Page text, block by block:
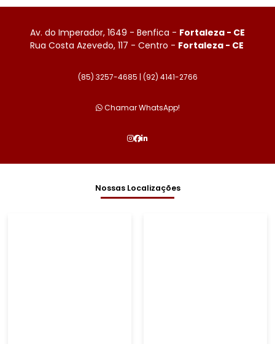
Av. do Imperador, 1649 - Benfica - Fortaleza - CE
Rua Costa Azevedo, 117 - Centro - Fortaleza - CE
(85) 3257-4685 | (92) 4141-2766
Chamar WhatsApp!
Nossas Localizações